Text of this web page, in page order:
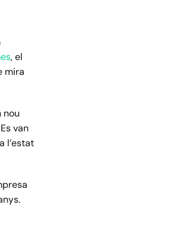
, el
mira
nou
van
l’estat